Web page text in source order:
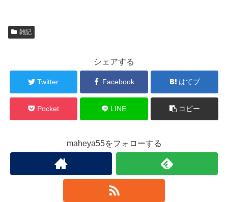
雑記
シェアする
Twitter Facebook はてブ
Pocket LINE コピー
maheya55をフォローする